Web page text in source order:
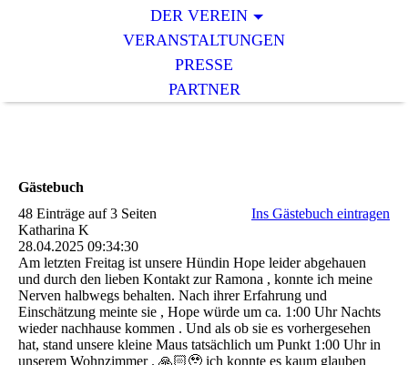
DER VEREIN
VERANSTALTUNGEN
PRESSE
PARTNER
Gästebuch
48 Einträge auf 3 Seiten
Ins Gästebuch eintragen
Katharina K
28.04.2025 09:34:30
Am letzten Freitag ist unsere Hündin Hope leider abgehauen
und durch den lieben Kontakt zur Ramona , konnte ich meine
Nerven halbwegs behalten. Nach ihrer Erfahrung und
Einschätzung meinte sie , Hope würde um ca. 1:00 Uhr Nachts
wieder nachhause kommen . Und als ob sie es vorhergesehen
hat, stand unsere kleine Maus tatsächlich um Punkt 1:00 Uhr in
unserem Wohnzimmer . 🙏🏻🥹 ich konnte es kaum glauben